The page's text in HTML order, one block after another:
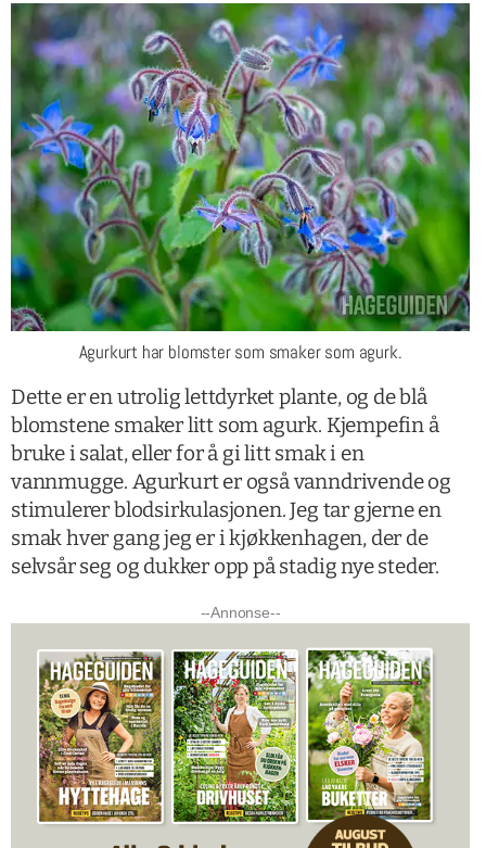
Agurkurt har blomster som smaker som agurk.
Dette er en utrolig lettdyrket plante, og de blå
blomstene smaker litt som agurk. Kjempefin å
bruke i salat, eller for å gi litt smak i en
vannmugge. Agurkurt er også vanndrivende og
stimulerer blodsirkulasjonen. Jeg tar gjerne en
smak hver gang jeg er i kjøkkenhagen, der de
selvsår seg og dukker opp på stadig nye steder.
--Annonse--